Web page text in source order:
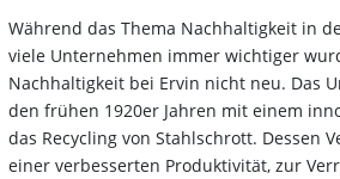
Während das Thema Nachhaltigkeit in
viele Unternehmen immer wichtiger
Nachhaltigkeit bei Ervin nicht neu. Das
den frühen 1920er Jahren mit einem
das Recycling von Stahlschrott. Dessen
einer verbesserten Produktivität, zur